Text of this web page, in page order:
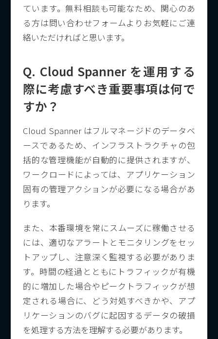
ています。無料相談も可能なため、関心のあ
る方は問い合わせフォームよりお気軽にご連
絡いただければと思います。
Q. Cloud Spanner を運用する
際に考慮すべき重要事項は何で
すか？
Cloud Spanner はフルマネージドのデータベ
ースであるため、インフラストラクチャの包
括的な管理機能が自動的に提供されますが、
ワークロードによっては、アプリケーション
固有の管理アクションが必要になる場合があ
ります。
また、本番環境を常にスムーズに稼働させる
には、適切なアラートとモニタリングをセッ
トアップし、注意深く監視する必要がありま
す。時間の経過とともにトラフィックが有機
的に増加した場合やピークトラフィックが想
定される場合に、どう対処すべきかや、アプ
リケーションのバグに起因するデータの破損
を処理する方法を理解する必要があります。